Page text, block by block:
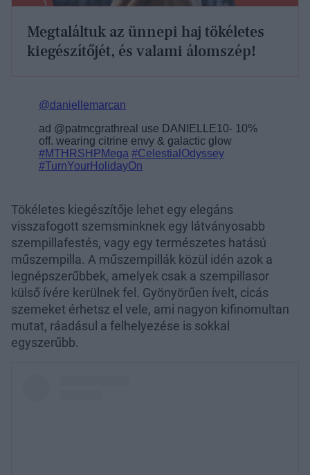
Megtaláltuk az ünnepi haj tökéletes
kiegészítőjét, és valami álomszép!
Tökéletes kiegészítője lehet egy elegáns
visszafogott szemsminknek egy látványosabb
szempillafestés, vagy egy természetes hatású
műszempilla. A műszempillák közül idén azok a
legnépszerűbbek, amelyek csak a szempillasor
külső ívére kerülnek fel. Gyönyörűen ívelt, cicás
szemeket érhetsz el vele, ami nagyon kifinomultan
mutat, ráadásul a felhelyezése is sokkal
egyszerűbb.